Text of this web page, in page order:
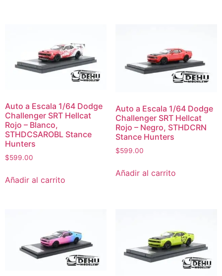
Auto a Escala 1/64 Dodge
Challenger SRT Hellcat
Rojo – Blanco,
STHDCSAROBL Stance
Hunters
$599.00
Añadir al carrito
Auto a Escala 1/64 Dodge
Challenger SRT Hellcat
Rojo – Negro, STHDCRN
Stance Hunters
$599.00
Añadir al carrito